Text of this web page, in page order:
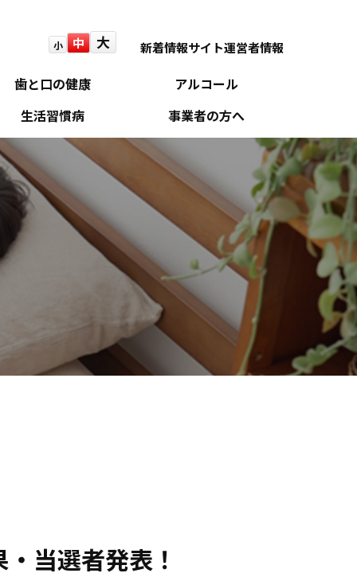
小 中 大 新着情報サイト運営者情報
歯と口の健康
アルコール
生活習慣病
事業者の方へ
当選者発表！